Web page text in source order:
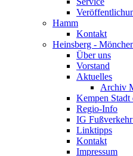
Hamm
Kontakt
Heinsberg -
Über uns
Vorstand
Aktuelles
Archiv
Kempen Stadt
Regio-Info
IG
Linktipps
Kontakt
Impressum